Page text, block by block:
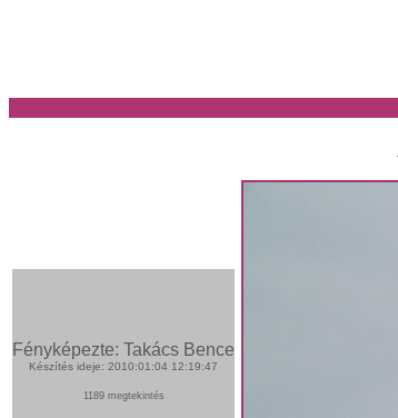
Fényképezte: Takács Bence
Készítés ideje: 2010:01:04 12:19:47
1189 megtekintés